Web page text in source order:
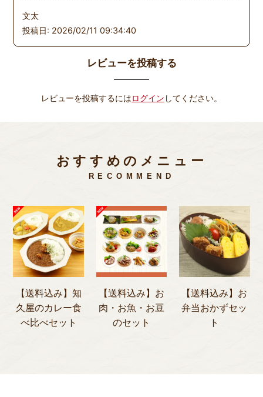
文太
投稿日: 2026/02/11 09:34:40
レビューを投稿する
レビューを投稿するにはログイン してください。
おすすめのメニュー
RECOMMEND
【送料込み】知
久屋のカレー食
べ比べセット
【送料込み】お
肉・お魚・お豆
のセット
【送料込み】お
弁当おかずセッ
ト